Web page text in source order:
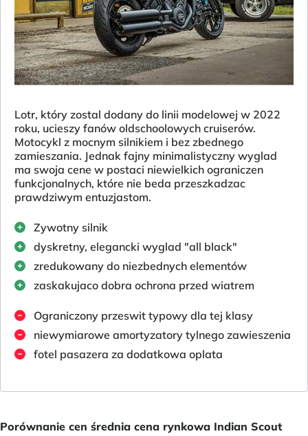
Lotr, który zostal dodany do linii modelowej w 2022
roku, ucieszy fanów oldschoolowych cruiserów.
Motocykl z mocnym silnikiem i bez zbednego
zamieszania. Jednak fajny minimalistyczny wyglad
ma swoja cene w postaci niewielkich ograniczen
funkcjonalnych, które nie beda przeszkadzac
prawdziwym entuzjastom.
Zywotny silnik
dyskretny, elegancki wyglad "all black"
zredukowany do niezbednych elementów
zaskakujaco dobra ochrona przed wiatrem
Ograniczony przeswit typowy dla tej klasy
niewymiarowe amortyzatory tylnego zawieszenia
fotel pasazera za dodatkowa oplata
Porównanie cen średnia cena rynkowa Indian Scout